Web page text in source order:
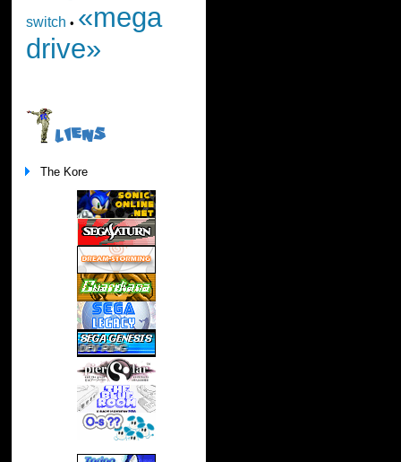
switch • «mega
drive»
LIENS
The Kore